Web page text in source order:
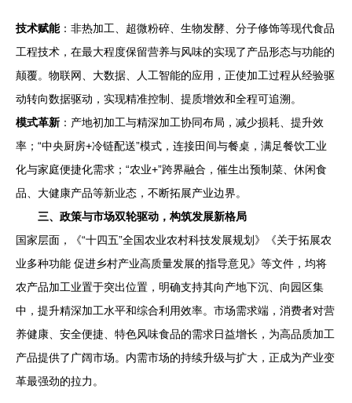
技术赋能：非热加工、超微粉碎、生物发酵、分子修饰等现代食品
工程技术，在最大程度保留营养与风味的实现了产品形态与功能的
颠覆。物联网、大数据、人工智能的应用，正使加工过程从经验驱
动转向数据驱动，实现精准控制、提质增效和全程可追溯。
模式革新 ：产地初加工与精深加工协同布局，减少损耗、提升效
率；“中央厨房+冷链配送”模式，连接田间与餐桌，满足餐饮工业
化与家庭便捷化需求；“农业+”跨界融合，催生出预制菜、休闲食
品、大健康产品等新业态，不断拓展产业边界。
三、政策与市场双轮驱动，构筑发展新格局
国家层面，《“十四五”全国农业农村科技发展规划》《关于拓展农
业多种功能 促进乡村产业高质量发展的指导意见》等文件，均将
农产品加工业置于突出位置，明确支持其向产地下沉、向园区集
中，提升精深加工水平和综合利用效率。市场需求端，消费者对营
养健康、安全便捷、特色风味食品的需求日益增长，为高品质加工
产品提供了广阔市场。内需市场的持续升级与扩大，正成为产业变
革最强劲的拉力。